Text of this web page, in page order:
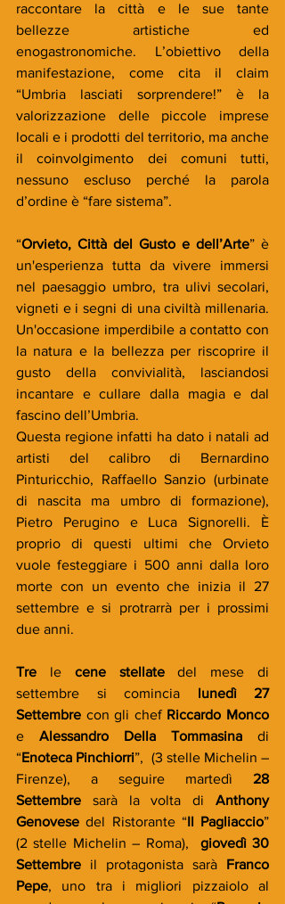
raccontare la città e le sue tante
bellezze artistiche ed
enogastronomiche. L’obiettivo della
manifestazione, come cita il claim
“Umbria lasciati sorprendere!” è la
valorizzazione delle piccole imprese
locali e i prodotti del territorio, ma anche
il coinvolgimento dei comuni tutti,
nessuno escluso perché la parola
d’ordine è “fare sistema”.
“Orvieto, Città del Gusto e dell’Arte” è
un'esperienza tutta da vivere immersi
nel paesaggio umbro, tra ulivi secolari,
vigneti e i segni di una civiltà millenaria.
Un'occasione imperdibile a contatto con
la natura e la bellezza per riscoprire il
gusto della convivialità, lasciandosi
incantare e cullare dalla magia e dal
fascino dell’Umbria.
Questa regione infatti ha dato i natali ad
artisti del calibro di Bernardino
Pinturicchio, Raffaello Sanzio (urbinate
di nascita ma umbro di formazione),
Pietro Perugino e Luca Signorelli. È
proprio di questi ultimi che Orvieto
vuole festeggiare i 500 anni dalla loro
morte con un evento che inizia il 27
settembre e si protrarrà per i prossimi
due anni.
Tre le cene stellate del mese di
settembre si comincia lunedì 27
Settembre con gli chef Riccardo Monco
e Alessandro Della Tommasina di
“Enoteca Pinchiorri”,  (3 stelle Michelin –
Firenze), a seguire martedì 28
Settembre sarà la volta di Anthony
Genovese del Ristorante “Il Pagliaccio”
(2 stelle Michelin – Roma), giovedì 30
Settembre il protagonista sarà Franco
Pepe, uno tra i migliori pizzaiolo al